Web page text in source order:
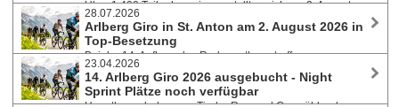
Über 1.400 Teilnehmer:innen stellten sich am 2. August
2026 bei hochsommerlichen Temperaturen der 142 Kilometer langen
Strecke mit mehr als 2.400 Höhenmetern und bewältigten den
anspruchsvollen Kurs rund um den Arlberg.
28.07.2026
Arlberg Giro in St. Anton am 2. August 2026 in
Top-Besetzung
Bei der 14. Auflage des Radmarathons treffen
ambitionierte Amateur:innen, erfahrene Wiederholungstäter:innen,
Newcomer und bekannte Namen der internationalen Radsportszene
aufeinander. Bereits seit Monaten vollständig ausgebucht, können sich
23.04.2026
14. Arlberg Giro 2026 ausgebucht - Night
Sprint Plätze noch verfügbar